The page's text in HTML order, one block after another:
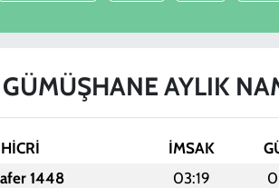
GÜMÜŞHANE AYLIK
HİCRİ İMSAK
1448 03:19